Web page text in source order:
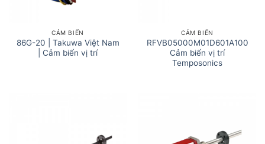
CẢM BIẾN
86G-20 | Takuwa Việt Nam
| Cảm biến vị trí
CẢM BIẾN
RFVB05000M01D601A100
Cảm biến vị trí
Temposonics